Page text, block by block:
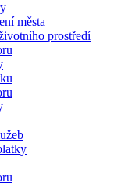
města
prostředí